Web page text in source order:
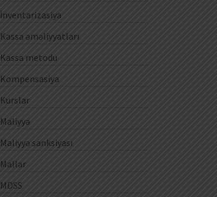
İnventarizasiya
Kassa əməliyyatları
Kassa metodu
Kompensasiya
Kurslar
Maliyyə
Maliyyə sanksiyası
Mallar
MDSS